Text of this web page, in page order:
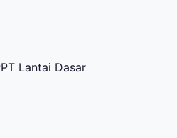
Lantai Dasar